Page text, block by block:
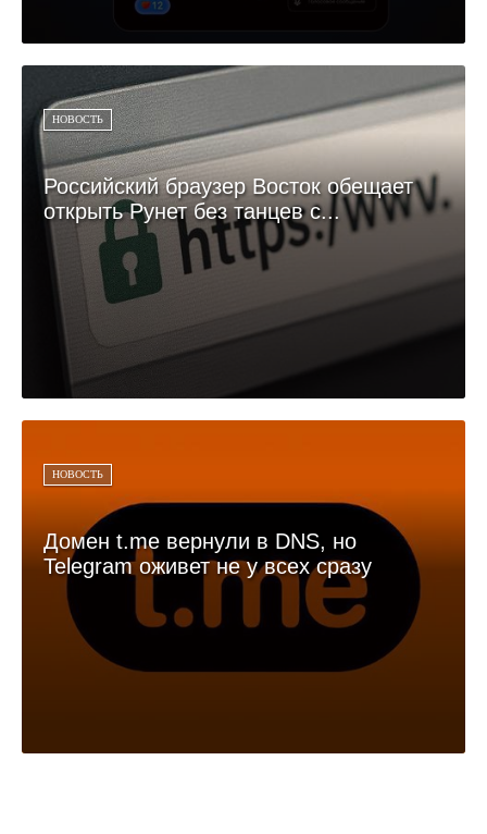
НОВОСТЬ
Российский браузер Восток обещает
открыть Рунет без танцев с...
НОВОСТЬ
Домен t.me вернули в DNS, но
Telegram оживет не у всех сразу